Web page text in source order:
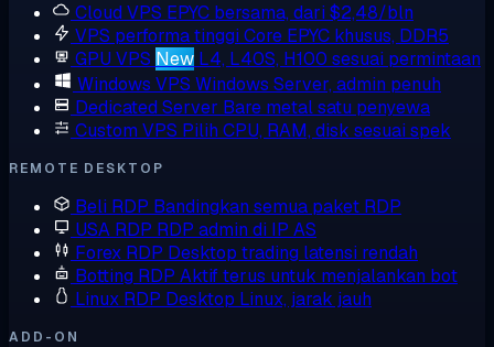
Cloud VPS EPYC bersama, dari $2,48/bln
VPS performa tinggi Core EPYC khusus, DDR5
GPU VPS New L4, L40S, H100 sesuai permintaan
Windows VPS Windows Server, admin penuh
Dedicated Server Bare metal satu penyewa
Custom VPS Pilih CPU, RAM, disk sesuai spek
REMOTE DESKTOP
Beli RDP Bandingkan semua paket RDP
USA RDP RDP admin di IP AS
Forex RDP Desktop trading latensi rendah
Botting RDP Aktif terus untuk menjalankan bot
Linux RDP Desktop Linux, jarak jauh
ADD-ON